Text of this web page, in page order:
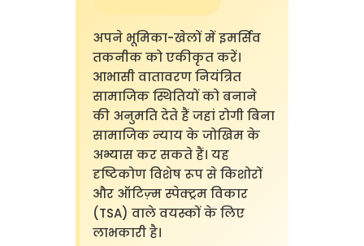
अपने भूमिका-खेलों में इमर्सिव
तकनीक को एकीकृत करें।
आभासी वातावरण नियंत्रित
सामाजिक स्थितियों को बनाने
की अनुमति देते हैं जहां रोगी बिना
सामाजिक न्याय के जोखिम के
अभ्यास कर सकते हैं। यह
दृष्टिकोण विशेष रूप से किशोरों
और ऑटिज़्म स्पेक्ट्रम विकार
(TSA) वाले वयस्कों के लिए
लाभकारी है।